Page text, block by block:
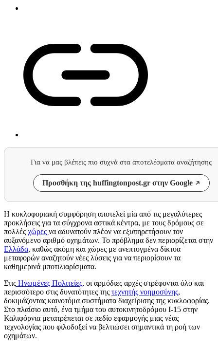
Για να μας βλέπεις πιο συχνά στα αποτελέσματα αναζήτησης
Προσθήκη της huffingtonpost.gr στην Google
Η κυκλοφοριακή συμφόρηση αποτελεί μία από τις μεγαλύτερες
προκλήσεις για τα σύγχρονα αστικά κέντρα, με τους δρόμους σε
πολλές χώρες να αδυνατούν πλέον να εξυπηρετήσουν τον
αυξανόμενο αριθμό οχημάτων. Το πρόβλημα δεν περιορίζεται στην
Ελλάδα, καθώς ακόμη και χώρες με ανεπτυγμένα δίκτυα
μεταφορών αναζητούν νέες λύσεις για να περιορίσουν τα
καθημερινά μποτιλιαρίσματα.
Στις Ηνωμένες Πολιτείες, οι αρμόδιες αρχές στρέφονται όλο και
περισσότερο στις δυνατότητες της τεχνητής νοημοσύνης,
δοκιμάζοντας καινοτόμα συστήματα διαχείρισης της κυκλοφορίας.
Στο πλαίσιο αυτό, ένα τμήμα του αυτοκινητοδρόμου I-15 στην
Καλιφόρνια μετατρέπεται σε πεδίο εφαρμογής μιας νέας
τεχνολογίας που φιλοδοξεί να βελτιώσει σημαντικά τη ροή των
οχημάτων.